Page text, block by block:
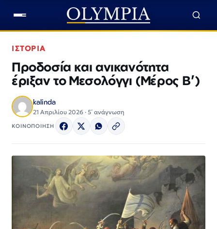
ΙΣΤΟΡΙΑ
Προδοσία και ανικανότητα
έριξαν το Μεσολόγγι (Μέρος Β’)
kalinda
21 Απριλίου 2026 · 5΄ ανάγνωση
ΚΟΙΝΟΠΟΙΗΣΗ